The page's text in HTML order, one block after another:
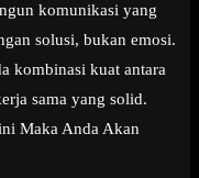
komunikasi yang
solusi, bukan emosi.
kombinasi kuat antara
sama yang solid.
Maka Anda Akan